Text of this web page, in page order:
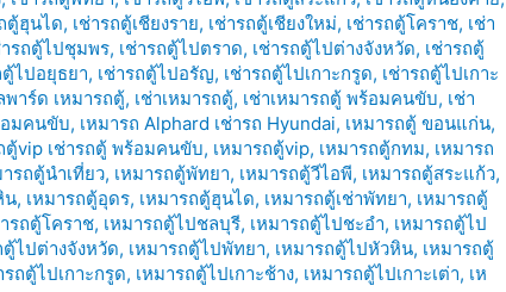
ตู้ฮุนได, เช่ารถตู้เชียงราย, เช่ารถตู้เชียงใหม่, เช่ารถตู้โคราช, เช่า
ารถตู้ไปชุมพร, เช่ารถตู้ไปตราด, เช่ารถตู้ไปต่างจังหวัด, เช่ารถตู้
ตู้ไปอยุธยา, เช่ารถตู้ไปอรัญ, เช่ารถตู้ไปเกาะกรูด, เช่ารถตู้ไปเกาะ
พาร์ด เหมารถตู้, เช่าเหมารถตู้, เช่าเหมารถตู้ พร้อมคนขับ, เช่า
อมคนขับ, เหมารถ Alphard เช่ารถ Hyundai, เหมารถตู้ ขอนแก่น,
ตู้vip เช่ารถตู้ พร้อมคนขับ, เหมารถตู้vip, เหมารถตู้กทม, เหมารถ
ารถตู้นำเที่ยว, เหมารถตู้พัทยา, เหมารถตู้วีไอพี, เหมารถตู้สระแก้ว,
น, เหมารถตู้อุดร, เหมารถตู้ฮุนได, เหมารถตู้เช่าพัทยา, เหมารถตู้
รถตู้โคราช, เหมารถตู้ไปชลบุรี, เหมารถตู้ไปชะอำ, เหมารถตู้ไป
ตู้ไปต่างจังหวัด, เหมารถตู้ไปพัทยา, เหมารถตู้ไปหัวหิน, เหมารถตู้
รถตู้ไปเกาะกรูด, เหมารถตู้ไปเกาะช้าง, เหมารถตู้ไปเกาะเต่า, เห